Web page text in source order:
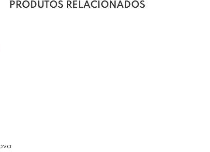
PRODUTOS RELACIONADOS